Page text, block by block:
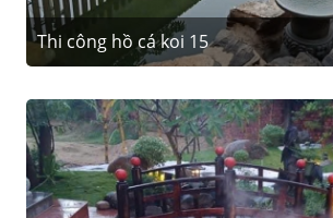
Thi công hồ cá koi 15